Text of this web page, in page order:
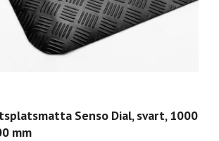
Senso Dial, svart, 1000
mm